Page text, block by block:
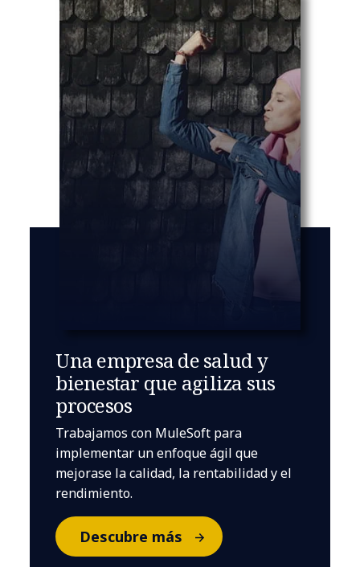
Una empresa de salud y
bienestar que agiliza sus
procesos
Trabajamos con MuleSoft para
implementar un enfoque ágil que
mejorase la calidad, la rentabilidad y el
rendimiento.
Descubre más